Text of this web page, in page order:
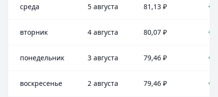
среда 5 августа 81,13 ₽
вторник 4 августа 80,07 ₽
понедельник 3 августа 79,46 ₽
воскресенье 2 августа 79,46 ₽